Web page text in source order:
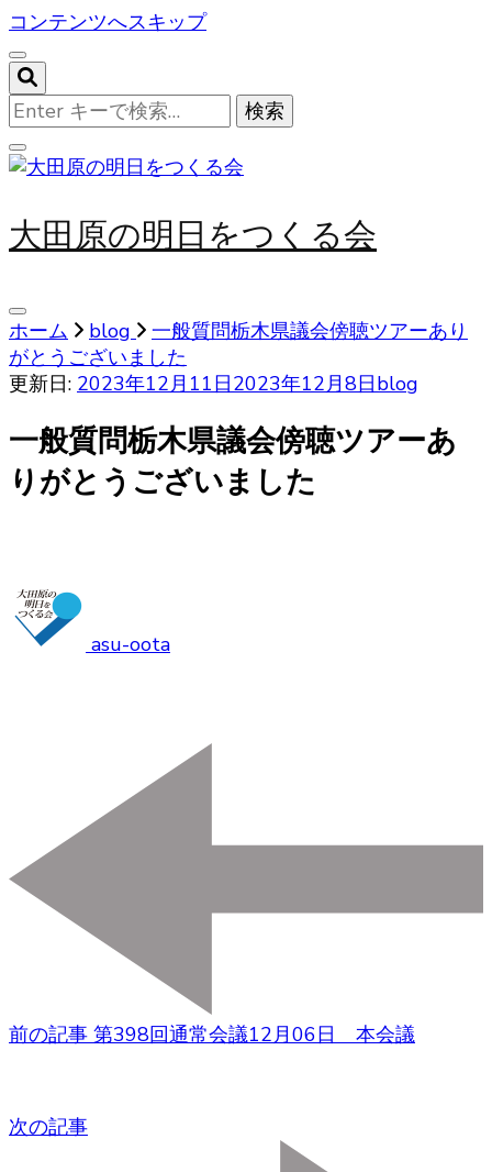
コンテンツへスキップ
な
に
か
探
し
か
?
大田原の明日をつくる会
ホーム blog
一般質問栃木県議会傍聴ツアーあり
がとうございました
更新日: 2023年12月11日2023年12月8日blog
一般質問栃木県議会傍聴ツアーあ
りがとうございました
asu-oota
前の記事 第398回通常会議12月06日 本会議
次の記事